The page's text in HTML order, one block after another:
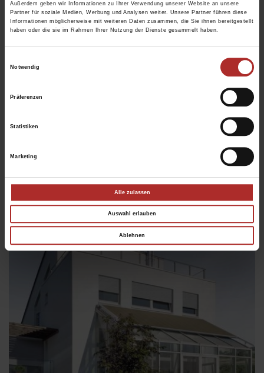
Außerdem geben wir Informationen zu Ihrer Verwendung unserer Website an unsere
Partner für soziale Medien, Werbung und Analysen weiter. Unsere Partner führen diese
Informationen möglicherweise mit weiteren Daten zusammen, die Sie ihnen bereitgestellt
haben oder die sie im Rahmen Ihrer Nutzung der Dienste gesammelt haben.
Notwendig
Präferenzen
Statistiken
Marketing
Alle zulassen
Auswahl erlauben
Ablehnen